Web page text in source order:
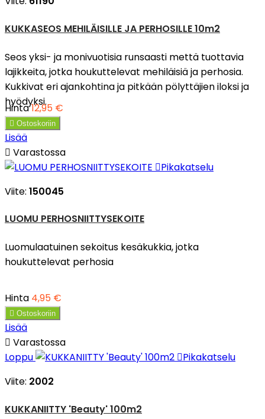
KUKKASEOS MEHILÄISILLE JA PERHOSILLE 10m2
Seos yksi- ja monivuotisia runsaasti mettä tuottavia
lajikkeita, jotka houkuttelevat mehiläisiä ja perhosia.
Kukkivat eri ajankohtina ja pitkään pölyttäjien iloksi ja
hyödyksi.
Hinta12,95 €
 Ostoskoriin
Lisää
 Varastossa
Pikakatselu
Viite: 150045
LUOMU PERHOSNIITTYSEKOITE
Luomulaatuinen sekoitus kesäkukkia, jotka
houkuttelevat perhosia
Hinta 4,95 €
 Ostoskoriin
Lisää
 Varastossa
Loppu
Pikakatselu
Viite: 2002
KUKKANIITTY 'Beauty' 100m2